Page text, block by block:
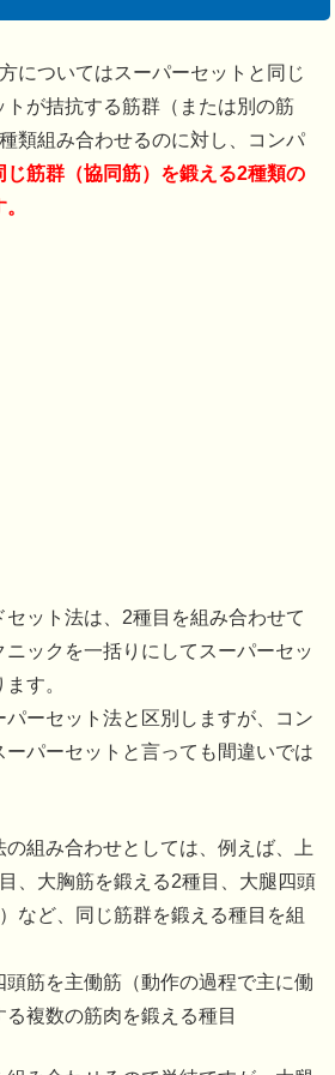
についてはスーパーセットと同じ
トが拮抗する筋群（または別の筋
類組み合わせるのに対し、コンパ
じ筋群（協同筋）を鍛える2種類の
ット法は、2種目を組み合わせて
ックを一括りにしてスーパーセッ
す。
パーセット法と区別しますが、コン
パーセットと言っても間違いでは
の組み合わせとしては、例えば、上
、大胸筋を鍛える2種目、大腿四頭
など、同じ筋群を鍛える種目を組
頭筋を主働筋（動作の過程で主に働
る複数の筋肉を鍛える種目